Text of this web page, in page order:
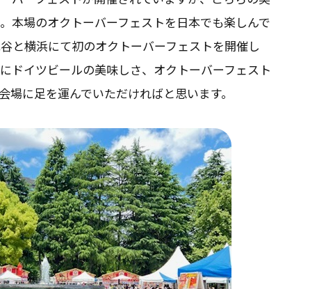
本場のオクトーバーフェストを日本でも楽しんで
と横浜にて初のオクトーバーフェストを開催し
ドイツビールの美味しさ、オクトーバーフェスト
場に足を運んでいただければと思います。